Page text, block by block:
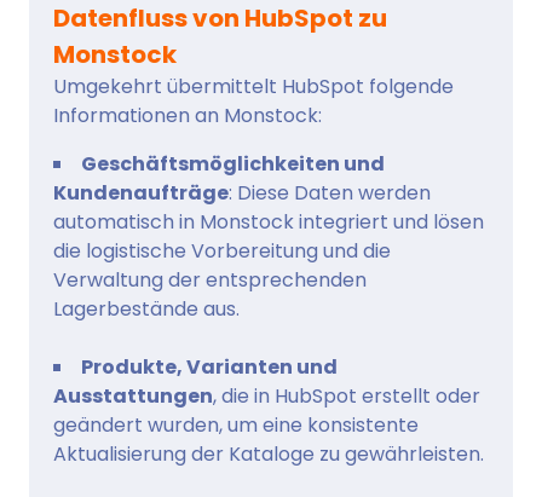
Datenfluss von HubSpot zu
Monstock
Umgekehrt übermittelt HubSpot folgende
Informationen an Monstock:
Geschäftsmöglichkeiten und
Kundenaufträge: Diese Daten werden
automatisch in Monstock integriert und lösen
die logistische Vorbereitung und die
Verwaltung der entsprechenden
Lagerbestände aus.
Produkte, Varianten und
Ausstattungen, die in HubSpot erstellt oder
geändert wurden, um eine konsistente
Aktualisierung der Kataloge zu gewährleisten.